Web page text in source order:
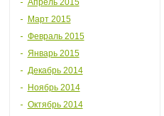
Апрель 2015
Март 2015
Февраль 2015
Январь 2015
Декабрь 2014
Ноябрь 2014
Октябрь 2014